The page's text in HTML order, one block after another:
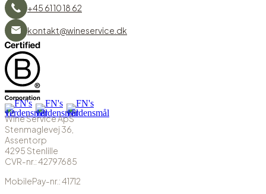
+45 61 10 18 62
kontakt@wineservice.dk
Wine Service ApS
Stenmaglevej 36,
Assentorp
4295 Stenlille
CVR-nr.: 42797685
MobilePay-nr.: 41712